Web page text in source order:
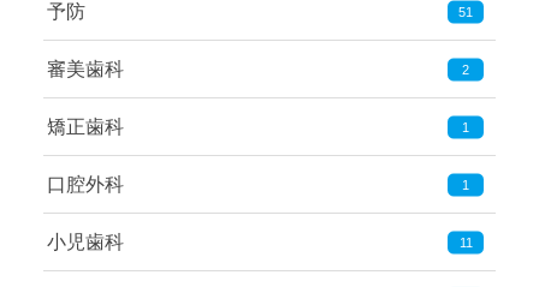
予防 51
審美歯科 2
矯正歯科 1
口腔外科 1
小児歯科 11